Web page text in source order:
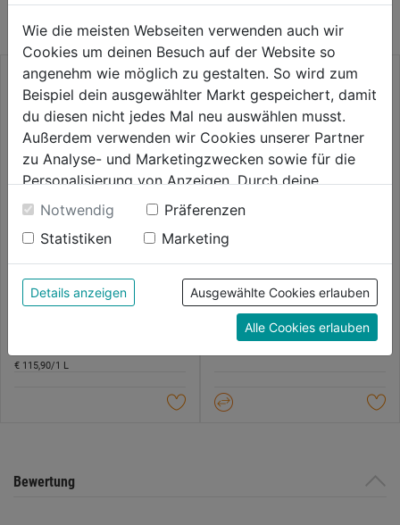
Holzkitt Grilith
5
€ 115,90/1 L
Holzwachsstangen 20-
Sort.20er Grilith
0.0 (0)
79,99€
Bewertung
Wie die meisten Webseiten verwenden auch wir
Cookies um deinen Besuch auf der Website so
angenehm wie möglich zu gestalten. So wird zum
Beispiel dein ausgewählter Markt gespeichert, damit
du diesen nicht jedes Mal neu auswählen musst.
Außerdem verwenden wir Cookies unserer Partner
zu Analyse- und Marketingzwecken sowie für die
Personalisierung von Anzeigen. Durch deine
Einwilligung werden die Daten von Drittanbieter,
unter anderem auch in den USA, verarbeitet.
Durch Klick auf "Alle Cookies erlauben" stimmst du
der Verwendung aller Cookies zu. Unter "Details
anzeigen" findest du alle Infos zu den
unterschiedlichen Cookies, unter "Cookies
Konfigurieren" kannst du auswählen, welche Cookies
du zulassen möchtest und welche nicht.
Weitere Informationen findest du in unserer
Datenschutzerklärung.
Notwendig
Präferenzen
Statistiken
Marketing
Details anzeigen Ausgewählte Cookies erlauben
Alle Cookies erlauben